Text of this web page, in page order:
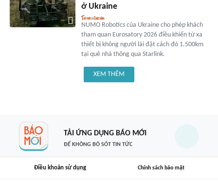
ở Ukraine
NUMO Robotics của Ukraine cho phép khách
tham quan Eurosatory 2026 điều khiển từ xa
thiết bị không người lái đặt cách đó 1.500km
tại quê nhà thông qua Starlink.
XEM THÊM
TẢI ỨNG DỤNG BÁO MỚI
ĐỂ KHÔNG BỎ SÓT TIN TỨC
Điều khoản sử dụng Chính sách bảo mật